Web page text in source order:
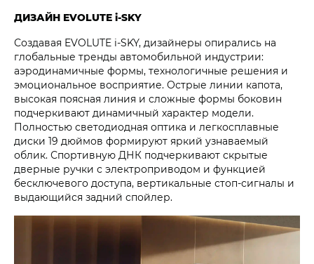
ДИЗАЙН EVOLUTE i‑SKY
Создавая EVOLUTE i‑SKY, дизайнеры опирались на
глобальные тренды автомобильной индустрии:
аэродинамичные формы, технологичные решения и
эмоциональное восприятие. Острые линии капота,
высокая поясная линия и сложные формы боковин
подчеркивают динамичный характер модели.
Полностью светодиодная оптика и легкосплавные
диски 19 дюймов формируют яркий узнаваемый
облик. Спортивную ДНК подчеркивают скрытые
дверные ручки с электроприводом и функцией
бесключевого доступа, вертикальные стоп-сигналы и
выдающийся задний спойлер.